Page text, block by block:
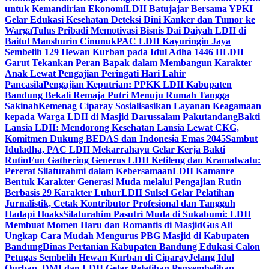
untuk Kemandirian EkonomiLDII Batujajar Bersama YPKI
Gelar Edukasi Kesehatan Deteksi Dini Kanker dan Tumor ke
WargaTulus Pribadi Memotivasi Bisnis Dai Daiyah LDII di
Baitul Manshurin CinunukPAC LDII Kayuringin Jaya
Sembelih 129 Hewan Kurban pada Idul Adha 1446 HLDII
Garut Tekankan Peran Bapak dalam Membangun Karakter
Anak Lewat Pengajian Peringati Hari Lahir
PancasilaPengajian Keputrian: PPKK LDII Kabupaten
Bandung Bekali Remaja Putri Menuju Rumah Tangga
SakinahKemenag Ciparay Sosialisasikan Layanan Keagamaan
kepada Warga LDII di Masjid Darussalam PakutandangBakti
Lansia LDII: Mendorong Kesehatan Lansia Lewat CKG,
Komitmen Dukung BEDAS dan Indonesia Emas 2045Sambut
Iduladha, PAC LDII Mekarrahayu Gelar Kerja Bakti
RutinFun Gathering Generus LDII Ketileng dan Kramatwatu:
Pererat Silaturahmi dalam KebersamaanLDII Kamanre
Bentuk Karakter Generasi Muda melalui Pengajian Rutin
Berbasis 29 Karakter LuhurLDII Sulsel Gelar Pelatihan
Jurnalistik, Cetak Kontributor Profesional dan Tangguh
Hadapi HoaksSilaturahim Pasutri Muda di Sukabumi: LDII
Membuat Momen Haru dan Romantis di MasjidGus Ali
Ungkap Cara Mudah Mengurus PBG Masjid di Kabupaten
BandungDinas Pertanian Kabupaten Bandung Edukasi Calon
Petugas Sembelih Hewan Kurban di CiparayJelang Idul